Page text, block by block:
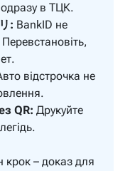
одразу в ТЦК.
: BankID не
відстрочка не
QR: Друкуйте
крок – доказ для